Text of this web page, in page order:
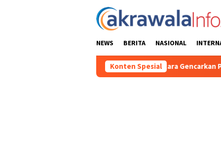
NEWS BERITA NASIONAL
Konten Spesial
Polres Toraja Utara Gencarkan Patroli Dialogis dan